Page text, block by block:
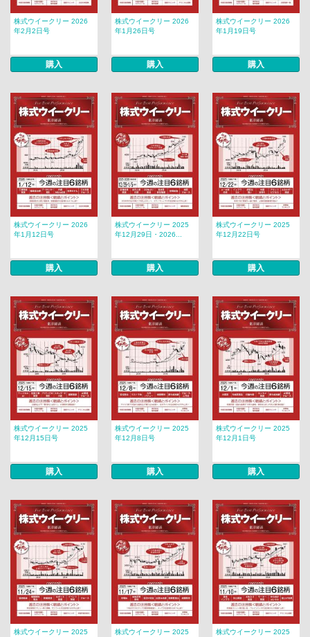
株式ウイークリー 2026
年2月2日号
購入
株式ウイークリー 2026
年1月26日号
購入
株式ウイークリー 2026
年1月19日号
購入
株式ウイークリー 2026
年1月12日号
購入
株式ウイークリー 2025
年12月29日・2026...
購入
株式ウイークリー 2025
年12月22日号
購入
株式ウイークリー 2025
年12月15日号
購入
株式ウイークリー 2025
年12月8日号
購入
株式ウイークリー 2025
年12月1日号
購入
株式ウイークリー 2025
株式ウイークリー 2025
株式ウイークリー 2025